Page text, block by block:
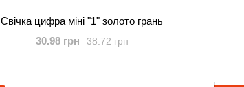
Свічка цифра міні "1" золото грань
38.72 грн
30.98 грн